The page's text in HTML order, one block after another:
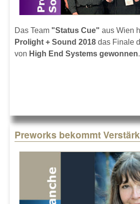
Das Team "Status Cue" aus Wien
Prolight + Sound 2018 das Finale
von High End Systems gewonnen.
Preworks bekommt